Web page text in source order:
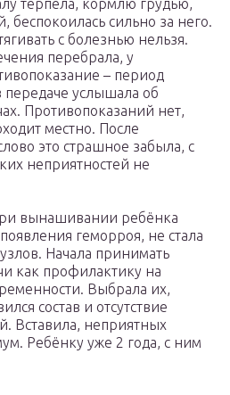
терпела, кормлю грудью,
сильно за него.
с болезнью нельзя.
перебрала, у
– период
передаче услышала об
Противопоказаний нет,
местно. После
это страшное забыла, с
неприятностей не
вынашивании ребёнка
геморроя, не стала
Начала принимать
как профилактику на
Выбрала их,
состав и отсутствие
Вставила, неприятных
Ребёнку уже 2 года, с ним